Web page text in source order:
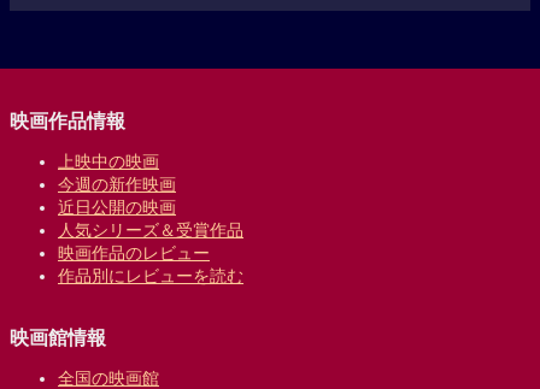
映画作品情報
上映中の映画
今週の新作映画
近日公開の映画
人気シリーズ＆受賞作品
映画作品のレビュー
作品別にレビューを読む
映画館情報
全国の映画館